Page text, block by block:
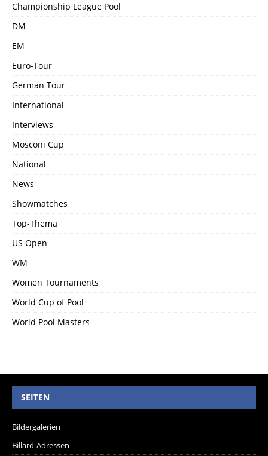
Championship League Pool
DM
EM
Euro-Tour
German Tour
International
Interviews
Mosconi Cup
National
News
Showmatches
Top-Thema
US Open
WM
Women Tournaments
World Cup of Pool
World Pool Masters
SEITEN
Bildergalerien
Billard-Adressen